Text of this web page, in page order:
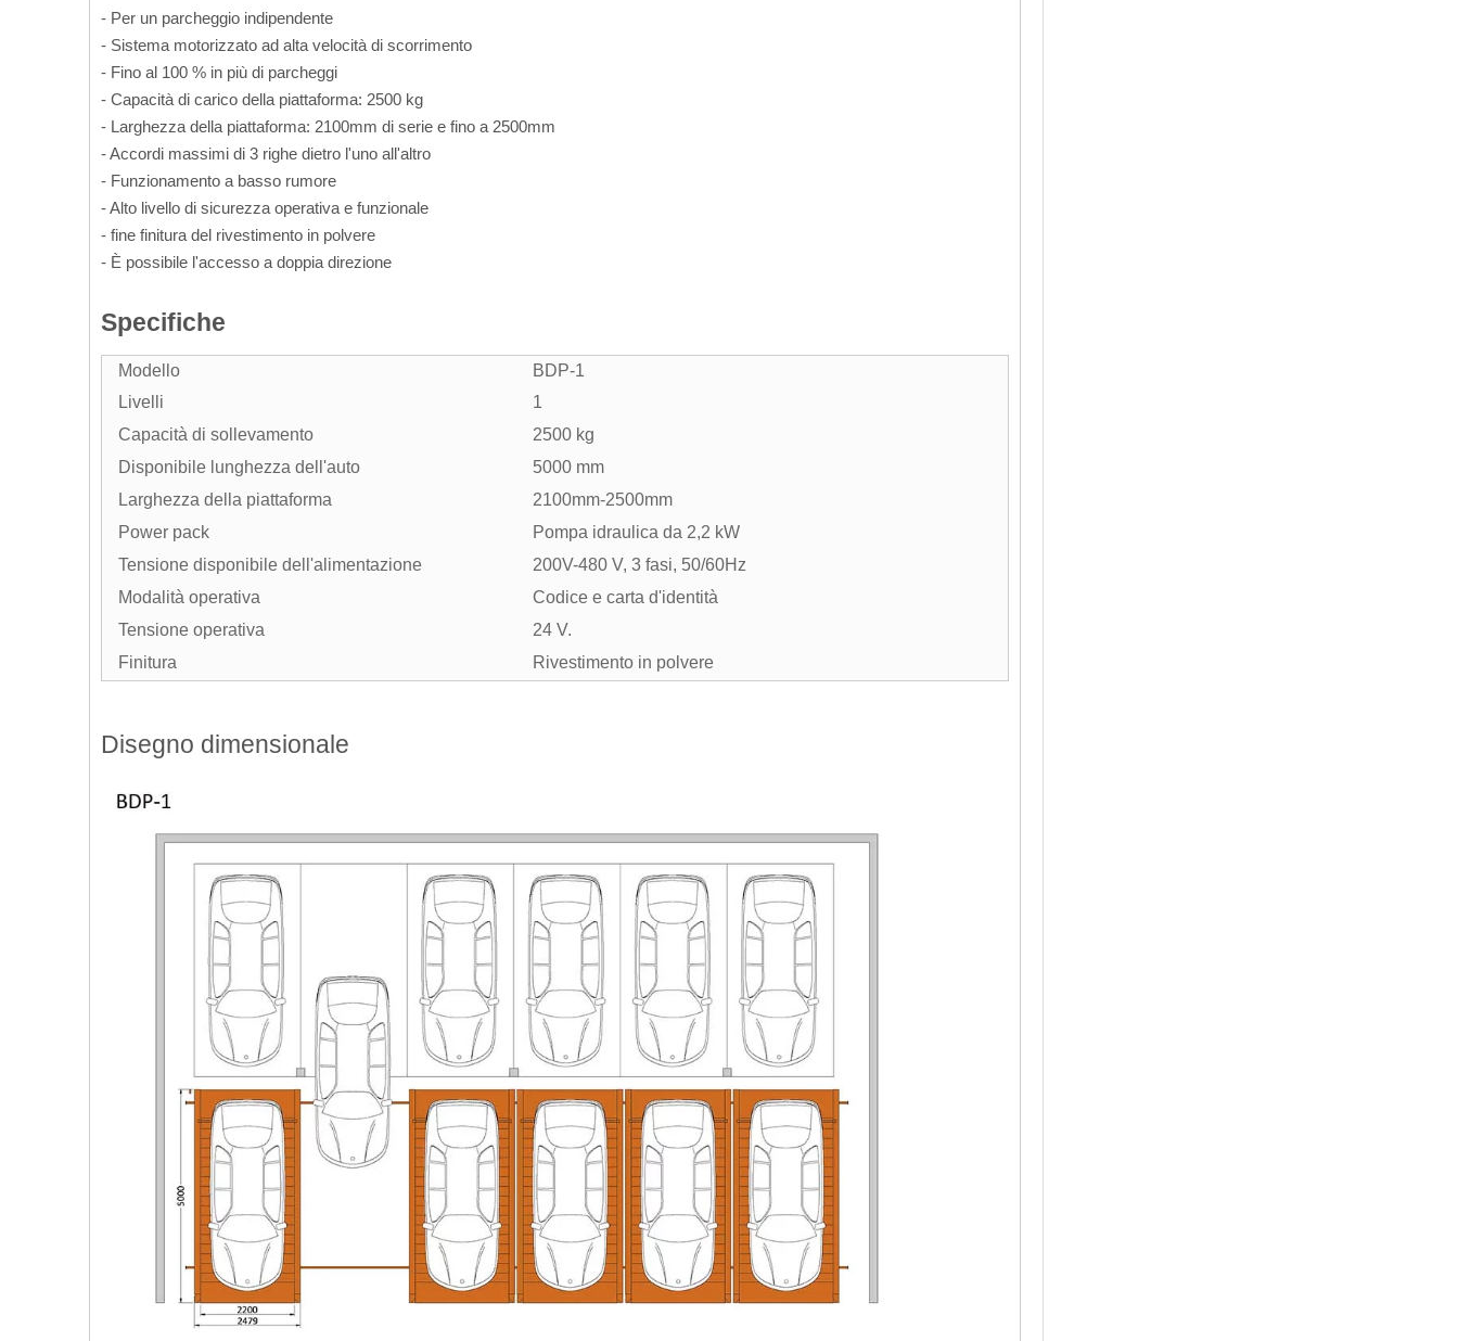
- Per un parcheggio indipendente
- Sistema motorizzato ad alta velocità di scorrimento
- Fino al 100 % in più di parcheggi
- Capacità di carico della piattaforma: 2500 kg
- Larghezza della piattaforma: 2100mm di serie e fino a 2500mm
- Accordi massimi di 3 righe dietro l'uno all'altro
- Funzionamento a basso rumore
- Alto livello di sicurezza operativa e funzionale
- fine finitura del rivestimento in polvere
- È possibile l'accesso a doppia direzione
Specifiche
Modello
BDP-1
Livelli
1
Capacità di sollevamento
2500 kg
Disponibile lunghezza dell'auto
5000 mm
Larghezza della piattaforma
2100mm-2500mm
Power pack
Pompa idraulica da 2,2 kW
Tensione disponibile dell'alimentazione
200V-480 V, 3 fasi, 50/60Hz
Modalità operativa
Codice e carta d'identità
Tensione operativa
24 V.
Finitura
Rivestimento in polvere
Disegno dimensionale